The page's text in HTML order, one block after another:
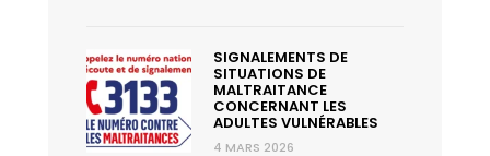
SIGNALEMENTS DE
SITUATIONS DE
MALTRAITANCE
CONCERNANT LES
ADULTES VULNÉRABLES
4 MARS 2026